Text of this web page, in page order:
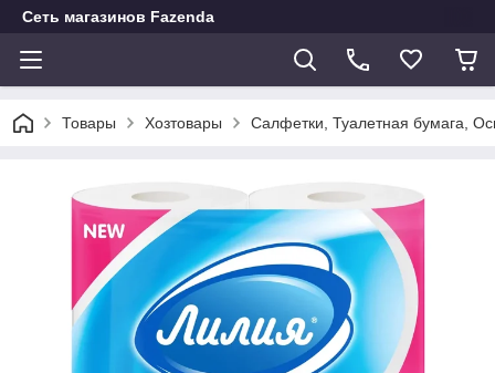
Сеть магазинов Fazenda
Товары Хозтовары Салфетки, Туалетная бумага,